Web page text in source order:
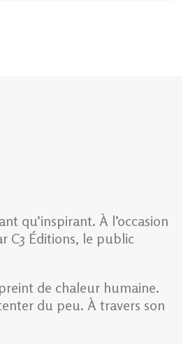
qu’inspirant. À l’occasion
C3 Éditions, le public
de chaleur humaine.
du peu. À travers son